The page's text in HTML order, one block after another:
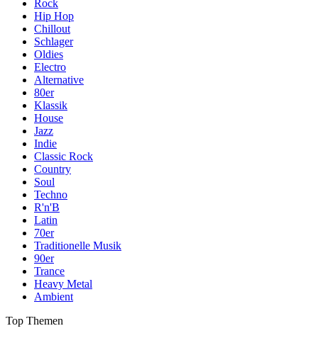
Rock
Hip Hop
Chillout
Schlager
Oldies
Electro
Alternative
80er
Klassik
House
Jazz
Indie
Classic Rock
Country
Soul
Techno
R'n'B
Latin
70er
Traditionelle Musik
90er
Trance
Heavy Metal
Ambient
Top Themen